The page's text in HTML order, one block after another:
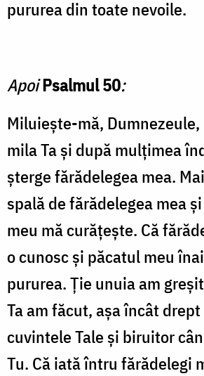
pururea din toate nevoile.
ApoiPsalmul 50:
Miluiește-mă,
mila Ta și după mulțimea
șterge fărădelegea mea.
spală de fărădelegea mea
meu mă curățește. Că
o cunosc și păcatul meu
pururea. Ție unuia am
Ta am făcut, așa încât
cuvintele Tale și biruitor
Tu. Că iată întru fărădelegi